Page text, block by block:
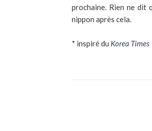
prochaine. Rien ne dit
nippon après cela.
* inspiré du Korea Times